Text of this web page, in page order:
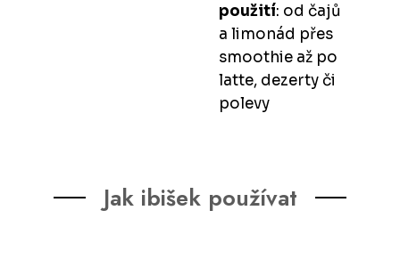
použití: od čajů
a limonád přes
smoothie až po
latte, dezerty či
polevy
Jak ibišek používat